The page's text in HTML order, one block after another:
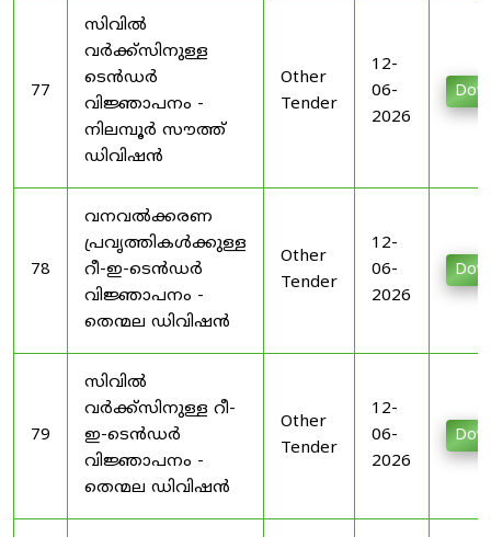
77
സിവിൽ
വർക്ക്‌സിനുള്ള
ടെൻഡർ
വിജ്ഞാപനം -
നിലമ്പൂർ സൗത്ത്
ഡിവിഷൻ
Other
Tender
12-
06-
2026
78
വനവൽക്കരണ
പ്രവൃത്തികൾക്കുള്ള
റീ-ഇ-ടെൻഡർ
വിജ്ഞാപനം -
തെന്മല ഡിവിഷൻ
Other
Tender
12-
06-
2026
79
സിവിൽ
വർക്ക്സിനുള്ള റീ-
ഇ-ടെൻഡർ
വിജ്ഞാപനം -
തെന്മല ഡിവിഷൻ
Other
Tender
12-
06-
2026